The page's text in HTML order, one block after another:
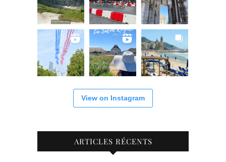
View on Instagram
ARTICLES RÉCENTS